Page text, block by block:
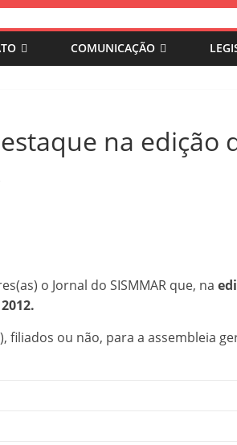
COMUNICAÇÃO
na edição
o Jornal do SISMMAR que, na
filiados ou não, para a assembleia